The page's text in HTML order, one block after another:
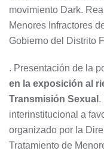
movimiento Dark.
Menores Infractores
Gobierno del Distrito
. Presentación de la
en la exposición al
Transmisión Sexual .
interinstitucional a
organizado por la
Tratamiento de